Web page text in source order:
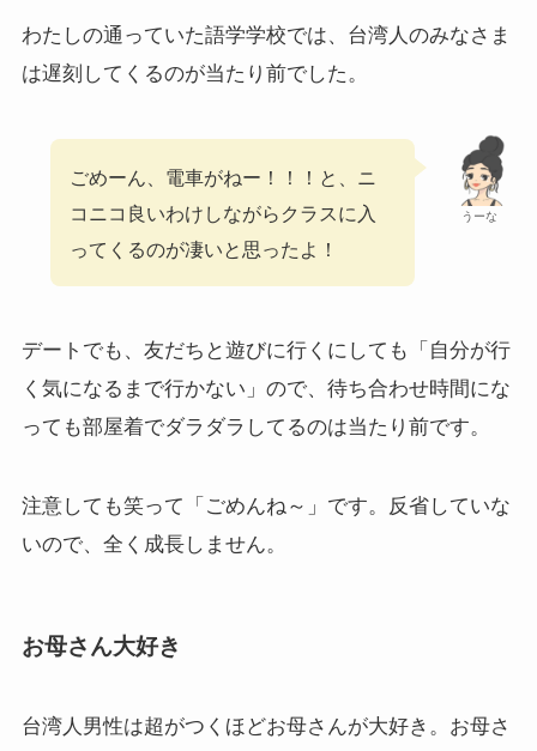
わたしの通っていた語学学校では、台湾人のみなさま
は遅刻してくるのが当たり前でした。
うーな
ごめーん、電車がねー！！！と、ニ
コニコ良いわけしながらクラスに入
ってくるのが凄いと思ったよ！
デートでも、友だちと遊びに行くにしても「自分が行
く気になるまで行かない」ので、待ち合わせ時間にな
っても部屋着でダラダラしてるのは当たり前です。
注意しても笑って「ごめんね～」です。反省していな
いので、全く成長しません。
お母さん大好き
台湾人男性は超がつくほどお母さんが大好き。お母さ